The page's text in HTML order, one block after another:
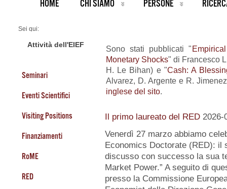
HOME CHI SIAMO PERSONE
Sei qui:
ARCHIVIO NOTIZIE
Attività dell'EIEF
Seminari
Eventi Scientifici
Visiting Positions
Finanziamenti
RoME
RED
Sono stati pubblicati "
Monetary Shocks" di Francesco
H. Le Bihan) e "Cash: A
Alvarez, D. Argente e R.
inglese del sito.
Il primo laureato del RED 2026-
Venerdì 27 marzo abbiamo
Economics Doctorate (RED): il
discusso con successo la sua
Market Power.” A seguito di
presso la Commissione